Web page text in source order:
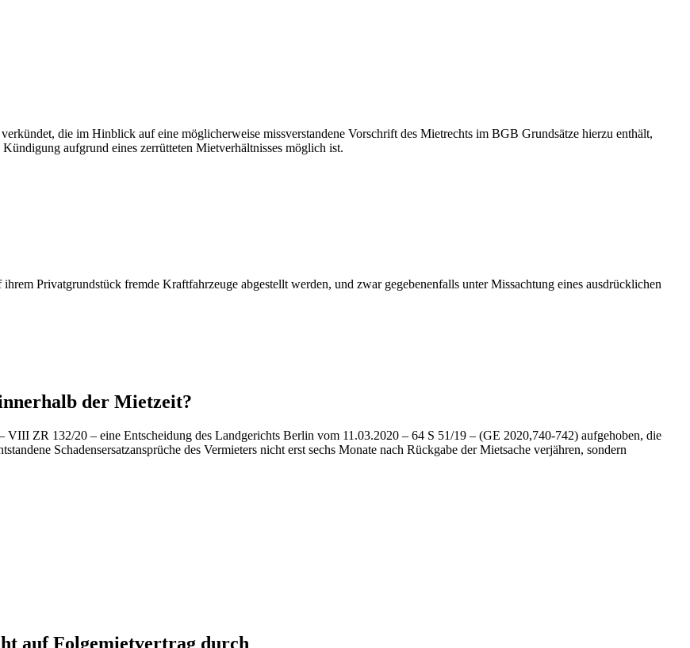
die im Hinblick auf eine möglicherweise missverstandene Vorschrift des Mietrechts im BGB Grundsätze hierzu enthält,
aufgrund eines zerrütteten Mietverhältnisses möglich ist.
Privatgrundstück fremde Kraftfahrzeuge abgestellt werden, und zwar gegebenenfalls unter Missachtung eines ausdrücklichen
der Mietzeit?
ZR 132/20 – eine Entscheidung des Landgerichts Berlin vom 11.03.2020 – 64 S 51/19 – (GE 2020,740-742) aufgehoben, die
Schadensersatzansprüche des Vermieters nicht erst sechs Monate nach Rückgabe der Mietsache verjähren, sondern
auf Folgemietvertrag durch